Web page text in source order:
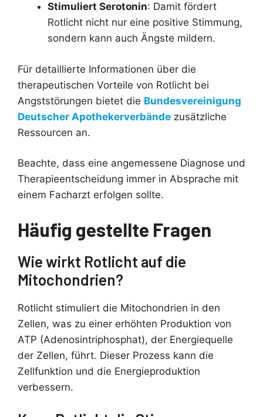
Stimuliert Serotonin: Damit fördert
Rotlicht nicht nur eine positive Stimmung,
sondern kann auch Ängste mildern.
Für detaillierte Informationen über die
therapeutischen Vorteile von Rotlicht bei
Angststörungen bietet die Bundesvereinigung
Deutscher Apothekerverbände zusätzliche
Ressourcen an.
Beachte, dass eine angemessene Diagnose und
Therapieentscheidung immer in Absprache mit
einem Facharzt erfolgen sollte.
Häufig gestellte Fragen
Wie wirkt Rotlicht auf die
Mitochondrien?
Rotlicht stimuliert die Mitochondrien in den
Zellen, was zu einer erhöhten Produktion von
ATP (Adenosintriphosphat), der Energiequelle
der Zellen, führt. Dieser Prozess kann die
Zellfunktion und die Energieproduktion
verbessern.